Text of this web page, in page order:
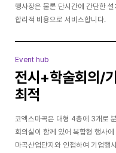
행사장은 물론 단시간에 간단한
합리적 비용으로 서비스합니다.
Event hub
전시+학술회의/
최적
코엑스마곡은 대형 4층에 3개로
회의실이 함께 있어 복합형 행사
마곡산업단지와 인접하여 기업행